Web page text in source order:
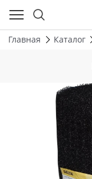
Главная Каталог